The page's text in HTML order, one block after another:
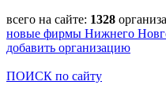
всего на сайте: 1328
новые фирмы Нижнего
добавить организацию
ПОИСК по сайту